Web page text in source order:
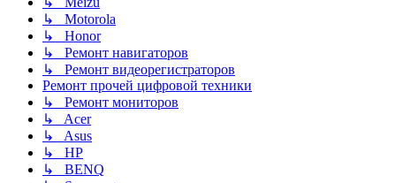
↳ Motorola
↳ Honor
↳ Ремонт навигаторов
↳ Ремонт видеорегистраторов
Ремонт прочей цифровой техники
↳ Ремонт мониторов
↳ Acer
↳ Asus
↳ HP
↳ BENQ